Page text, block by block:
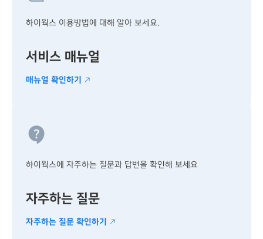
하이웍스 이용방법에 대해 알아 보세요.
서비스 매뉴얼
매뉴얼 확인하기
하이웍스에 자주하는 질문과 답변을 확인해 보세요
자주하는 질문
자주하는 질문 확인하기